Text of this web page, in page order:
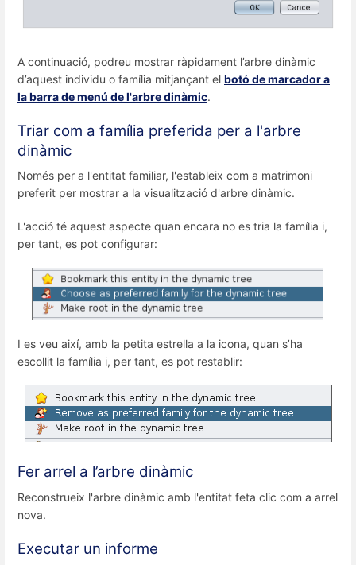
A continuació, podreu mostrar ràpidament l’arbre dinàmic
d’aquest individu o família mitjançant el botó de marcador a
la barra de menú de l'arbre dinàmic.
Triar com a família preferida per a l'arbre
dinàmic
Només per a l'entitat familiar, l'estableix com a matrimoni
preferit per mostrar a la visualització d'arbre dinàmic.
L'acció té aquest aspecte quan encara no es tria la família i,
per tant, es pot configurar:
I es veu així, amb la petita estrella a la icona, quan s’ha
escollit la família i, per tant, es pot restablir:
Fer arrel a l’arbre dinàmic
Reconstrueix l'arbre dinàmic amb l'entitat feta clic com a arrel
nova.
Executar un informe